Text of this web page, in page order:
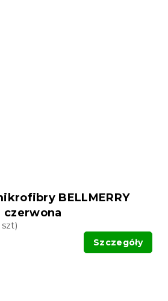
BELLMERRY
czerwona
szt)
Szczegóły